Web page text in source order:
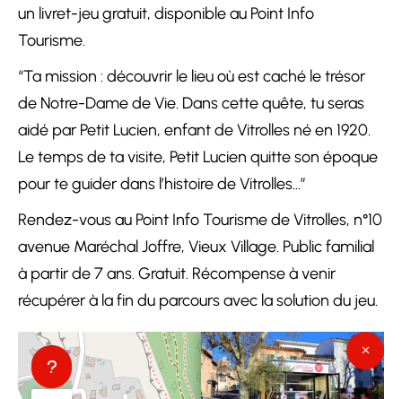
un livret-jeu gratuit, disponible au Point Info
Tourisme.
“Ta mission : découvrir le lieu où est caché le trésor
de Notre-Dame de Vie. Dans cette quête, tu seras
aidé par Petit Lucien, enfant de Vitrolles né en 1920.
Le temps de ta visite, Petit Lucien quitte son époque
pour te guider dans l’histoire de Vitrolles…”
Rendez-vous au Point Info Tourisme de Vitrolles, n°10
avenue Maréchal Joffre, Vieux Village. Public familial
à partir de 7 ans. Gratuit. Récompense à venir
récupérer à la fin du parcours avec la solution du jeu.